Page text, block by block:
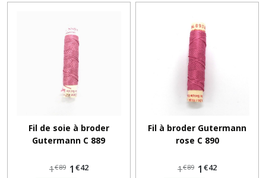
Fil de soie à broder
Gutermann C 889
1€89 1 €42
Fil à broder Gutermann
rose C 890
1€89 1 €42